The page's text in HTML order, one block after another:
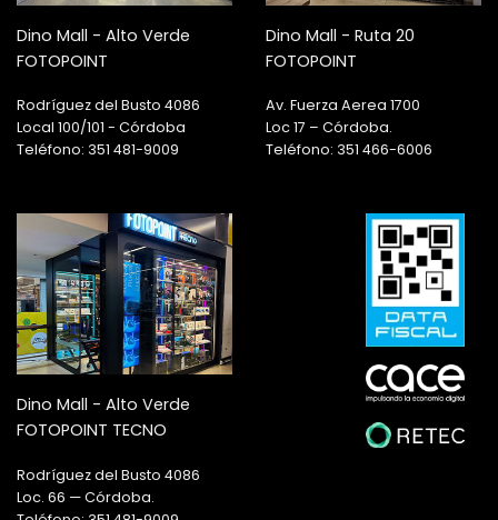
Dino Mall - Alto Verde
FOTOPOINT
Rodríguez del Busto 4086
Local 100/101 - Córdoba
Teléfono: 351 481-9009
Dino Mall - Ruta 20
FOTOPOINT
Av. Fuerza Aerea 1700
Loc 17 – Córdoba.
Teléfono: 351 466-6006
Dino Mall - Alto Verde
FOTOPOINT TECNO
Rodríguez del Busto 4086
Loc. 66 — Córdoba.